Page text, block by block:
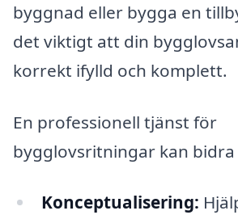
byggnad eller bygga en
det viktigt att din
korrekt ifylld och komplett.
En professionell tjänst för
bygglovsritningar kan
Konceptualisering: